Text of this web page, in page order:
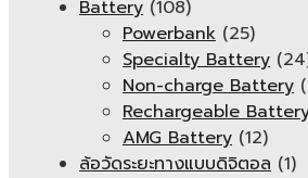
Battery (108)
Powerbank (25)
Specialty Battery
Non-charge Battery
Rechargeable
AMG Battery (12)
ล้อวัดระยะทางแบบดิจิตอล (1)